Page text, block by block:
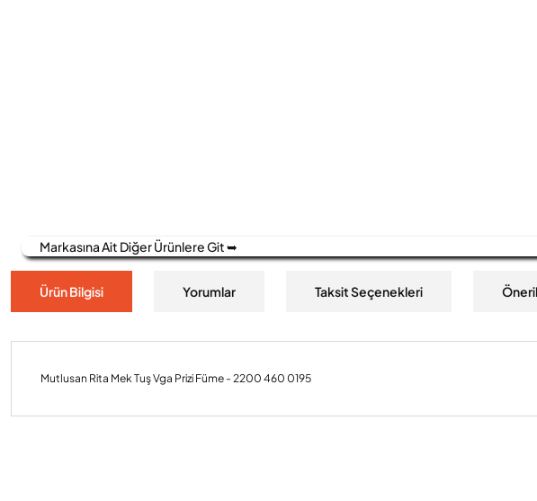
Markasına Ait Diğer Ürünlere Git ➥
Ürün Bilgisi Yorumlar Taksit Seçenekleri
Mutlusan Rita Mek Tuş Vga Prizi Füme - 2200 460 0195